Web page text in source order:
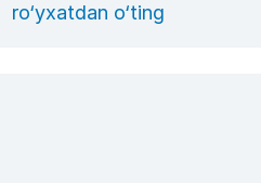
ro‘yxatdan o‘ting